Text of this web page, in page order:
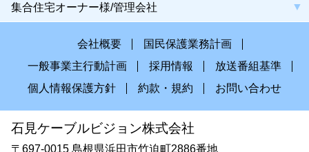
集合住宅オーナー様/管理会社
会社概要
国民保護業務計画
一般事業主行動計画
採用情報
放送番組基準
個人情報保護方針
約款・規約 お問い合わせ
石見ケーブルビジョン株式会社
〒697-0015 島根県浜田市竹迫町2886番地